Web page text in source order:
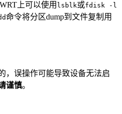
上可以使用 lsblk或fdisk -l
命令将分区dump到文件复制用
，误操作可能导致设备无法启
谨慎。